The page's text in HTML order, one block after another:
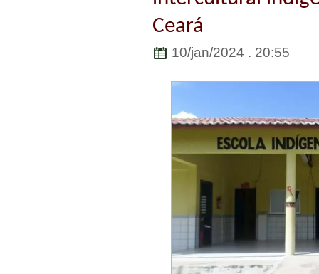
Ceará
10/jan/2024 . 20:55